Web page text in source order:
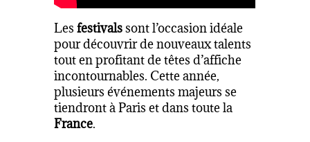
Lesfestivalssont l’occasion idéale
pour découvrir de nouveaux talents
tout en profitant de têtes d’affiche
incontournables. Cette année,
plusieurs événements majeurs se
tiendront à Paris et dans toute la
France.